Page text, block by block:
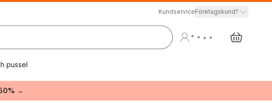
KundserviceFöretagskund?
pussel
→